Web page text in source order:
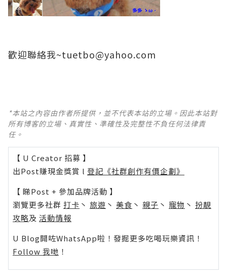
歡迎聯絡我~tuetbo@yahoo.com
*本站之內容由作者所提供，並不代表本站的立場。因此本站對
所有博客的立場、真實性、準確性及完整性不負任何法律責
任。
【 U Creator 招募 】
出Post賺現金獎賞 l 登記《社群創作有價企劃》
【 睇Post + 參加品牌活動 】
瀏覽更多社群 打卡 丶 旅遊 丶 美食 丶 親子 丶 寵物 丶 扮靚
攻略及 活動情報
U Blog開咗WhatsApp啦！發掘更多吃喝玩樂資訊！
Follow 我哋 ！